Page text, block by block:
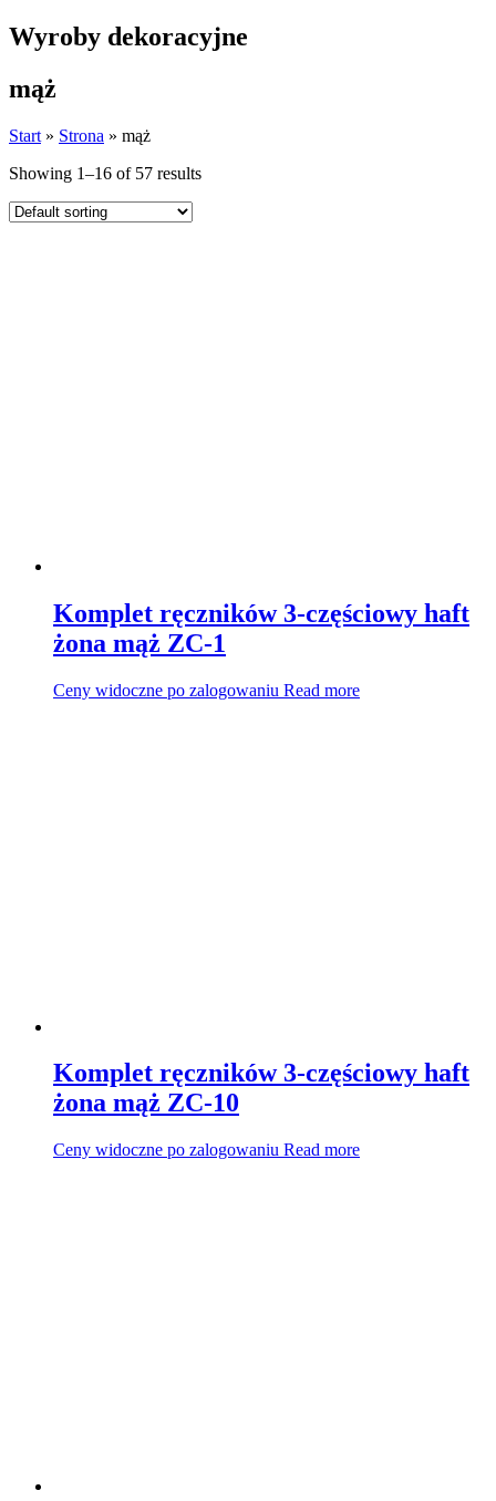
Wyroby dekoracyjne
mąż
Start » Strona » mąż
Showing 1–16 of 57 results
Komplet ręczników 3-częściowy haft
żona mąż ZC-1
Ceny widoczne po zalogowaniu Read more
Komplet ręczników 3-częściowy haft
żona mąż ZC-10
Ceny widoczne po zalogowaniu Read more